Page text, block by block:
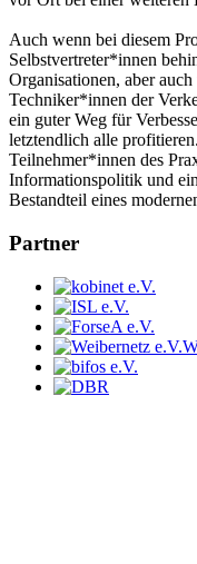
Auch wenn bei diesem
Selbstvertreter*innen
Organisationen, aber
Techniker*innen der
ein guter Weg für
letztendlich alle
Teilnehmer*innen des
Informationspolitik und
Bestandteil eines
Partner